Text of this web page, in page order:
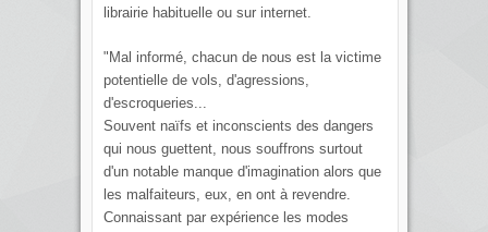
librairie habituelle ou sur internet.
"Mal informé, chacun de nous est la victime
potentielle de vols, d'agressions,
d'escroqueries...
Souvent naïfs et inconscients des dangers
qui nous guettent, nous souffrons surtout
d'un notable manque d'imagination alors que
les malfaiteurs, eux, en ont à revendre.
Connaissant par expérience les modes